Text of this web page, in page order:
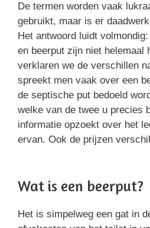
De termen worden vaak
gebruikt, maar is er
Het antwoord luidt
en beerput zijn niet helemaal
verklaren we de verschillen
spreekt men vaak over een
de septische put bedoeld
welke van de twee u precies
informatie opzoekt over het
ervan. Ook de prijzen
Wat is een beerput?
Het is simpelweg een gat in